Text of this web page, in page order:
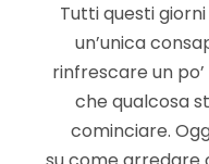
Tutti questi
un’unica
rinfrescare un
che qualcosa
cominciare.